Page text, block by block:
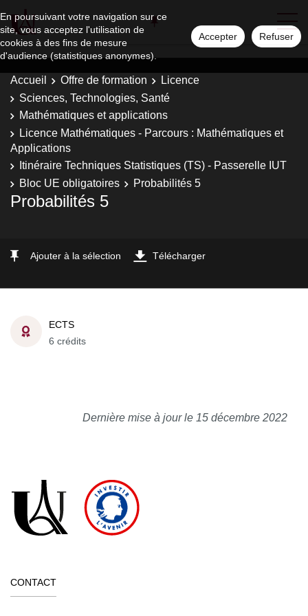
En poursuivant votre navigation sur ce
site, vous acceptez l'utilisation de
cookies à des fins de mesure
d'audience (statistiques anonymes).
Accepter Refuser
Accueil Offre de formation
Licence
Sciences, Technologies, Santé
Mathématiques et applications
Licence Mathématiques - Parcours : Mathématiques et
Applications
Itinéraire Techniques Statistiques (TS) - Passerelle IUT
Bloc UE obligatoires
Probabilités 5
Probabilités 5
Ajouter à la sélection Télécharger
ECTS
6 crédits
Dernière mise à jour le 15 décembre 2022
CONTACT